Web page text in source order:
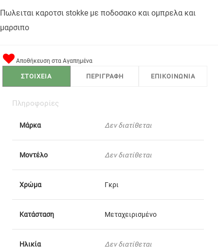
Πωλειται καροτσι stokke με ποδοσακο και ομπρελα και
μαρσιπο
Αποθήκευση στα Αγαπημένα
ΣΤΟΙΧΕΙΑ ΠΕΡΙΓΡΑΦΗ ΕΠΙΚΟΙΝΩΝΙΑ
Πληροφορίες
Μάρκα Δεν διατίθεται
Μοντέλο Δεν διατίθεται
Χρώμα Γκρι
Κατάσταση Μεταχειρισμένο
Ηλικία Δεν διατίθεται